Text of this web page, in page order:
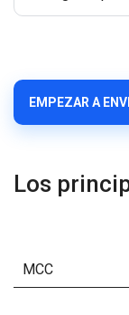
EMPEZAR A
Los
MCC